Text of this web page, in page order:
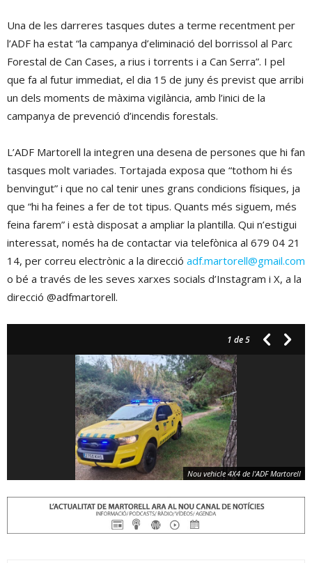
Una de les darreres tasques dutes a terme recentment per
l’ADF ha estat “la campanya d’eliminació del borrissol al Parc
Forestal de Can Cases, a rius i torrents i a Can Serra”. I pel
que fa al futur immediat, el dia 15 de juny és previst que arribi
un dels moments de màxima vigilància, amb l’inici de la
campanya de prevenció d’incendis forestals.
L’ADF Martorell la integren una desena de persones que hi fan
tasques molt variades. Tortajada exposa que “tothom hi és
benvingut” i que no cal tenir unes grans condicions físiques, ja
que “hi ha feines a fer de tot tipus. Quants més siguem, més
feina farem” i està disposat a ampliar la plantilla. Qui n’estigui
interessat, només ha de contactar via telefònica al 679 04 21
14, per correu electrònic a la direcció adf.martorell@gmail.com
o bé a través de les seves xarxes socials d’Instagram i X, a la
direcció @adfmartorell.
1 de 5
Nou vehicle 4X4 de l'ADF Martorell